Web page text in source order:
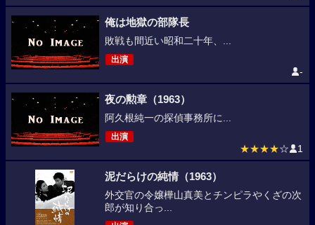
俺は地獄の部隊長
敗戦も間近い昭和二十年、...
出演
-
夜の勲章（1963）
阿久根純一の探偵事務所に...
出演
★★★★☆ 1
泥だらけの純情（1963）
外交官の令嬢樺山真美とチンピラやくざの次
郎が知り合っ...